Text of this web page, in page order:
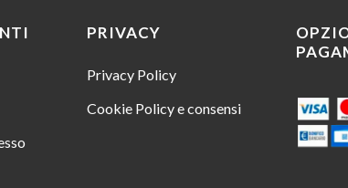
PRIVACY
Privacy Policy
Cookie Policy e consensi